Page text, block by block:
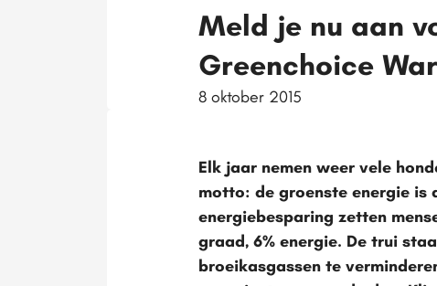
Meld je nu aan
Greenchoice
8 oktober 2015
Elk jaar nemen weer vele
motto: de groenste energie is
energiebesparing zetten
graad, 6% energie. De trui
broeikasgassen te